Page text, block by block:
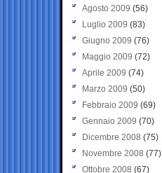
Agosto 2009 (56)
Luglio 2009 (83)
Giugno 2009 (76)
Maggio 2009 (72)
Aprile 2009 (74)
Marzo 2009 (50)
Febbraio 2009 (69)
Gennaio 2009 (70)
Dicembre 2008 (75)
Novembre 2008 (77)
Ottobre 2008 (67)